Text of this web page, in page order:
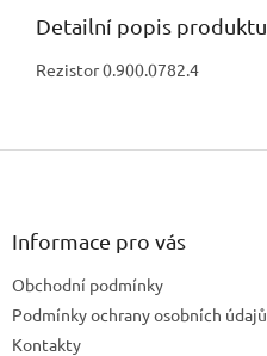
Detailní popis produktu
Rezistor 0.900.0782.4
Z
Informace pro vás
Obchodní podmínky
Podmínky ochrany osobních údajů
Kontakty